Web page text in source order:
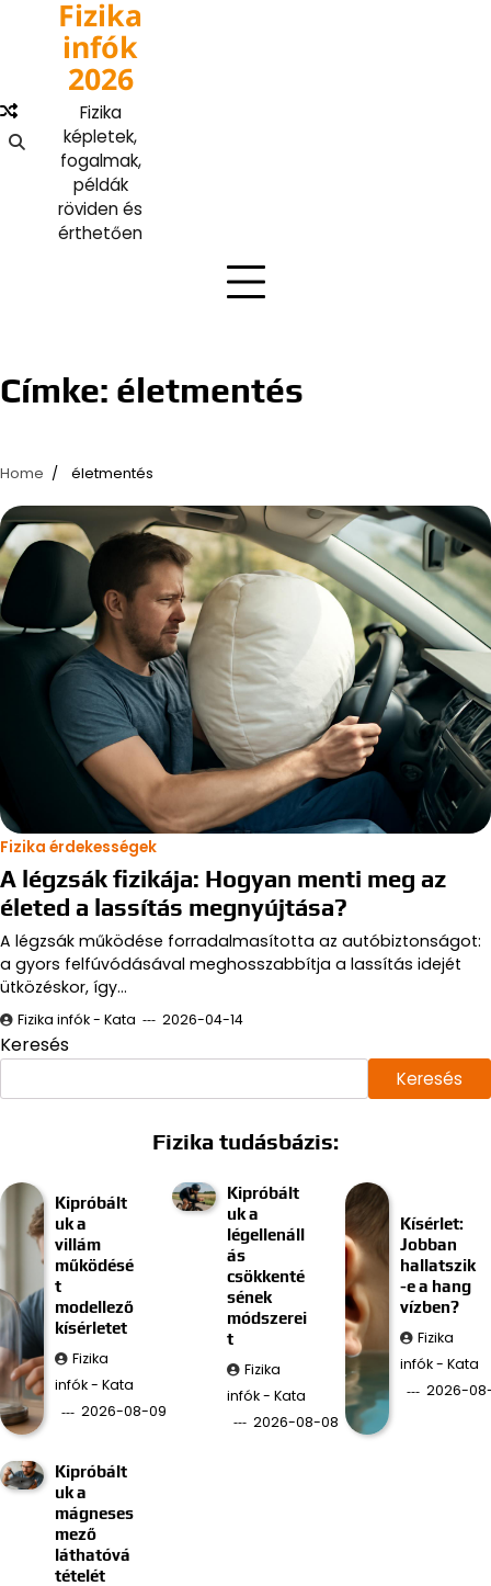
content
Fizika
infók
2026
Fizika
képletek,
fogalmak,
példák
röviden és
érthetően
Címke: életmentés
Home életmentés
Fizika érdekességek
A légzsák fizikája: Hogyan menti meg az
életed a lassítás megnyújtása?
A légzsák működése forradalmasította az autóbiztonságot:
a gyors felfúvódásával meghosszabbítja a lassítás idejét
ütközéskor, így…
Fizika infók - Kata 2026-04-14
Keresés
Keresés
Fizika tudásbázis:
Kipróbált
uk a
villám
működésé
t
modellező
kísérletet
Fizika
infók - Kata
2026-08-09
Kipróbált
uk a
légellenáll
ás
csökkenté
sének
módszerei
t
Fizika
infók - Kata
2026-08-08
Kísérlet:
Jobban
hallatszik
-e a hang
vízben?
Fizika
infók - Kata
2026-
Kipróbált
uk a
mágneses
mező
láthatóvá
tételét